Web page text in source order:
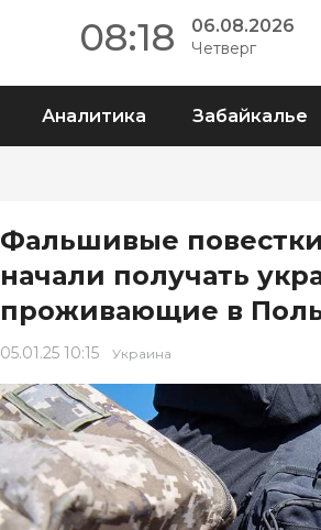
08:18 06.08.2026
Четверг
Аналитика Забайкалье
Фальшивые
начали получать
проживающие в
05.01.25 10:15 Украина